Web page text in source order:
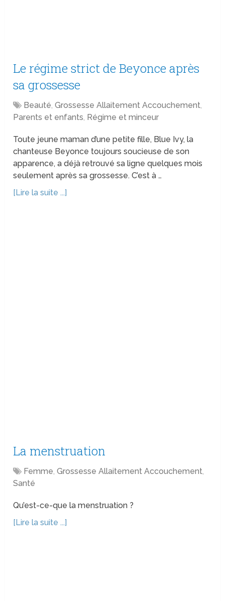
Le régime strict de Beyonce après
sa grossesse
Beauté,Grossesse Allaitement Accouchement,
Parents et enfants, Régime et minceur
Toute jeune maman d’une petite fille, Blue Ivy, la
chanteuse Beyonce toujours soucieuse de son
apparence, a déjà retrouvé sa ligne quelques mois
seulement après sa grossesse. C’est à …
[Lire la suite ...]
La menstruation
Femme,Grossesse Allaitement Accouchement,
Santé
Qu’est-ce-que la menstruation ?
[Lire la suite ...]